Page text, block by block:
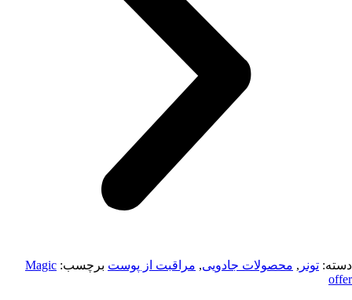
دسته: تونر , محصولات جادویی, مراقبت از پوست برچسب: Magic
offer